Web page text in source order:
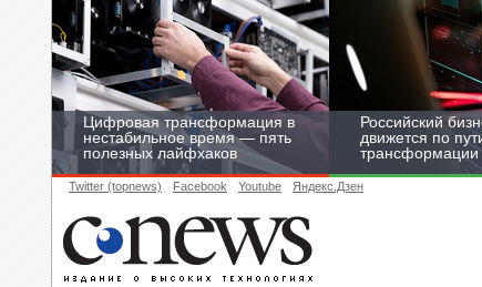
Цифровая трансформация в
нестабильное время — пять
полезных лайфхаков
Российский
движется по
трансформации
Twitter (topnews) Facebook Youtube Яндекс.Дзен